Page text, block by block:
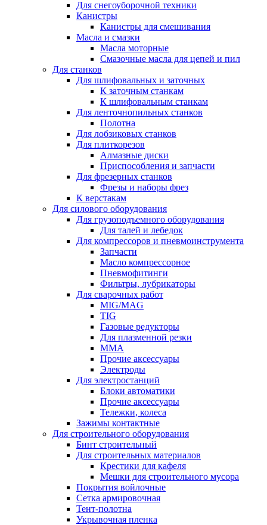
Для снегоуборочной техники
Канистры
Канистры для смешивания
Масла и смазки
Масла моторные
Смазочные масла для цепей и пил
Для станков
Для шлифовальных и заточных
К заточным станкам
К шлифовальным станкам
Для ленточнопильных станков
Полотна
Для лобзиковых станков
Для плиткорезов
Алмазные диски
Приспособления и запчасти
Для фрезерных станков
Фрезы и наборы фрез
К верстакам
Для силового оборудования
Для грузоподъемного оборудования
Для талей и лебедок
Для компрессоров и пневмоинструмента
Запчасти
Масло компрессорное
Пневмофитинги
Фильтры, лубрикаторы
Для сварочных работ
MIG/MAG
TIG
Газовые редукторы
Для плазменной резки
ММА
Прочие аксессуары
Электроды
Для электростанций
Блоки автоматики
Прочие аксессуары
Тележки, колеса
Зажимы контактные
Для строительного оборудования
Бинт строительный
Для строительных материалов
Крестики для кафеля
Мешки для строительного мусора
Покрытия войлочные
Сетка армировочная
Тент-полотна
Укрывочная пленка